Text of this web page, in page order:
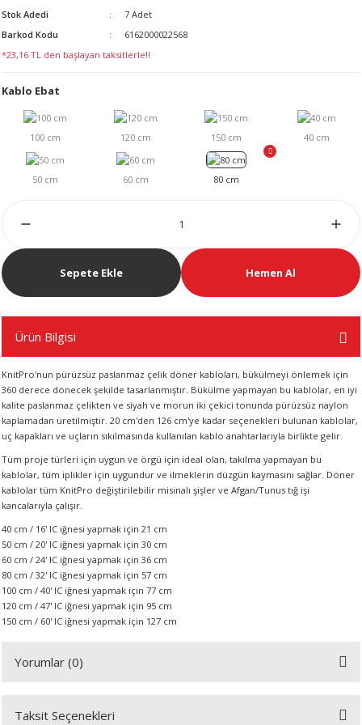
KENDİR İPİ
Stok Adedi
7 Adet
Barkod Kodu
6162000022568
*23,16 TL den başlayan taksitlerle!!
Kablo Ebat
Sepete Ekle Hemen Al
Ürün Bilgisi
KnitPro'nun pürüzsüz paslanmaz çelik döner kabloları, bükülmeyi önlemek için
360 derece dönecek şekilde tasarlanmıştır. Bükülme yapmayan bu kablolar, en iyi
kalite paslanmaz çelikten ve siyah ve morun iki çekici tonunda pürüzsüz naylon
kaplamadan üretilmiştir. 20 cm'den 126 cm'ye kadar seçenekleri bulunan kablolar,
uç kapakları ve uçların sıkılmasında kullanılan kablo anahtarlarıyla birlikte gelir.
Tüm proje türleri için uygun ve örgü için ideal olan, takılma yapmayan bu
kablolar, tüm iplikler için uygundur ve ilmeklerin düzgün kaymasını sağlar. Döner
kablolar tüm KnitPro değiştirilebilir misinalı şişler ve Afgan/Tunus tığ işi
kancalarıyla çalışır.
40 cm / 16' IC iğnesi yapmak için 21 cm
50 cm / 20' IC iğnesi yapmak için 30 cm
60 cm / 24' IC iğnesi yapmak için 36 cm
80 cm / 32' IC iğnesi yapmak için 57 cm
100 cm / 40' IC iğnesi yapmak için 77 cm
120 cm / 47' IC iğnesi yapmak için 95 cm
150 cm / 60' IC iğnesi yapmak için 127 cm
Yorumlar (0)
Taksit Seçenekleri